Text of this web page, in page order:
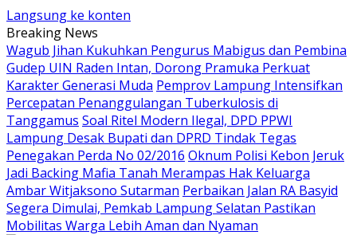
Langsung ke konten
Breaking News
Wagub Jihan Kukuhkan Pengurus Mabigus dan Pembina
Gudep UIN Raden Intan, Dorong Pramuka Perkuat
Karakter Generasi Muda Pemprov Lampung Intensifkan
Percepatan Penanggulangan Tuberkulosis di
Tanggamus Soal Ritel Modern Ilegal, DPD PPWI
Lampung Desak Bupati dan DPRD Tindak Tegas
Penegakan Perda No 02/2016 Oknum Polisi Kebon Jeruk
Jadi Backing Mafia Tanah Merampas Hak Keluarga
Ambar Witjaksono Sutarman Perbaikan Jalan RA Basyid
Segera Dimulai, Pemkab Lampung Selatan Pastikan
Mobilitas Warga Lebih Aman dan Nyaman